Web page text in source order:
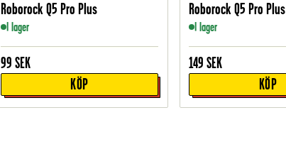
Roborock Q5 Pro Plus
I lager
99 SEK
KÖP
Roborock Q5 Pro Plus
I lager
149 SEK
KÖP